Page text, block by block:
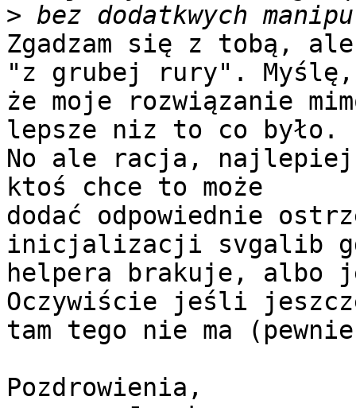
>
Zgadzam się z tobą,
"z grubej rury". Myślę,
że moje rozwiązanie
lepsze niz to co było.
No ale racja,
ktoś chce to może
dodać odpowiednie
inicjalizacji svgalib
helpera brakuje,
Oczywiście jeśli
tam tego nie ma
Pozdrowienia,